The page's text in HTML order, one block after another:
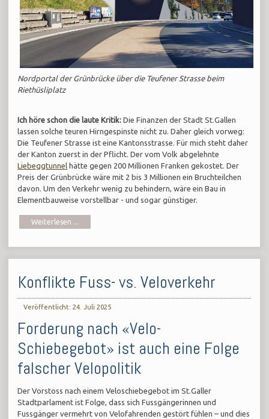
Nordportal der Grünbrücke über die Teufener Strasse beim
Riethüsliplatz
Ich höre schon die laute Kritik: Die Finanzen der Stadt St.Gallen
lassen solche teuren Hirngespinste nicht zu. Daher gleich vorweg:
Die Teufener Strasse ist eine Kantonsstrasse. Für mich steht daher
der Kanton zuerst in der Pflicht. Der vom Volk abgelehnte
Liebeggtunnel hätte gegen 200 Millionen Franken gekostet. Der
Preis der Grünbrücke wäre mit 2 bis 3 Millionen ein Bruchteilchen
davon. Um den Verkehr wenig zu behindern, wäre ein Bau in
Elementbauweise vorstellbar - und sogar günstiger.
Weiterlesen ...
Konflikte Fuss- vs. Veloverkehr
Veröffentlicht: 24. Juli 2025
Forderung nach «Velo-
Schiebegebot» ist auch eine Folge
falscher Velopolitik
Der Vorstoss nach einem Veloschiebegebot im St.Galler
Stadtparlament ist Folge, dass sich Fussgängerinnen und
Fussgänger vermehrt von Velofahrenden gestört fühlen – und dies